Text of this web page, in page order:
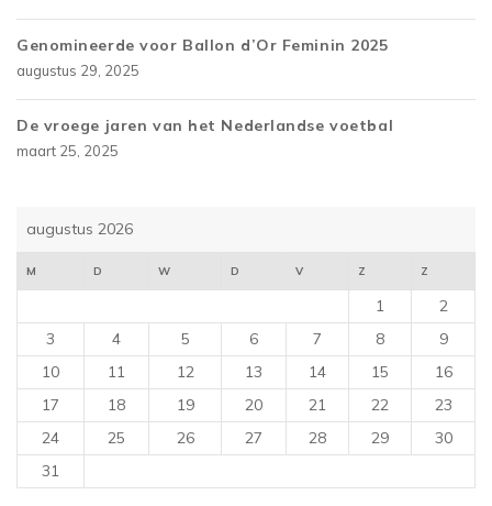
Genomineerde voor Ballon d’Or Feminin 2025
augustus 29, 2025
De vroege jaren van het Nederlandse voetbal
maart 25, 2025
augustus 2026
M D W D V Z Z
1
2
3
4 5 6 7 8
9
10
11 12 13 14 15
16
17
18 19 20 21 22
23
24
25 26 27 28 29
30
31